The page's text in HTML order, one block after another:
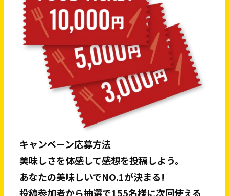
キャンペーン応募方法
美味しさを体感して感想を投稿しよう。
あなたの美味しいでNO.1が決まる!
投稿参加者から抽選で155名様に次回使える